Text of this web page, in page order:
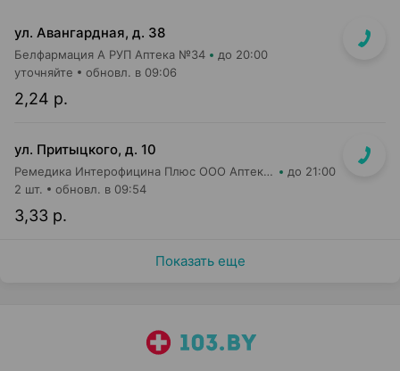
ул. Авангардная, д. 38
Белфармация А РУП Аптека №34 до 20:00
2,24 р.
уточняйте обновл. в 09:06
ул. Притыцкого, д. 10
Ремедика Интерофицина Плюс ООО Аптека №8 до 21:00
3,33 р.
2 шт. обновл. в 09:54
Показать еще